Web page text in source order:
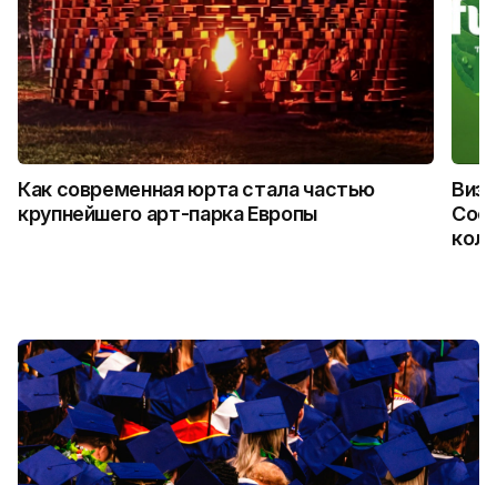
Как современная юрта стала частью
крупнейшего арт-парка Европы